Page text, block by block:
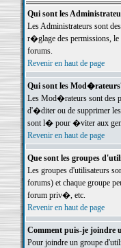
Qui sont les
Les Administrateurs sont
r�glage des permissions,
forums.
Revenir en haut de page
Qui sont les
Les Mod�rateurs sont des
d'�diter ou de supprimer
sont l� pour �viter aux
Revenir en haut de page
Que sont les groupes
Les groupes d'utilisateurs
forums) et chaque groupe
forum priv�, etc.
Revenir en haut de page
Comment puis-je joindre
Pour joindre un groupe